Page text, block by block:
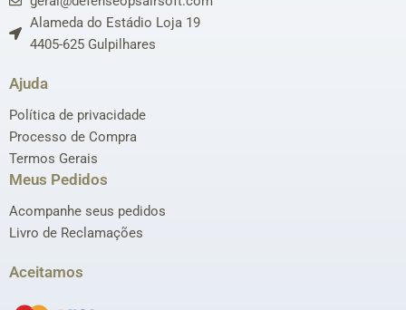
Alameda do Estádio Loja 19
4405-625 Gulpilhares
Ajuda
Política de privacidade
Processo de Compra
Termos Gerais
Meus Pedidos
Acompanhe seus pedidos
Livro de Reclamações
Aceitamos